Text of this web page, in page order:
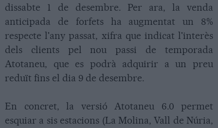
dissabte 1 de desembre. Per ara, la venda
anticipada de forfets ha augmentat un 8%
respecte l'any passat, xifra que indicat l'interès
dels clients pel nou passi de temporada
Atotaneu, que es podrà adquirir a un preu
reduït fins el dia 9 de desembre.
En concret, la versió Atotaneu 6.0 permet
esquiar a sis estacions (La Molina, Vall de Núria,